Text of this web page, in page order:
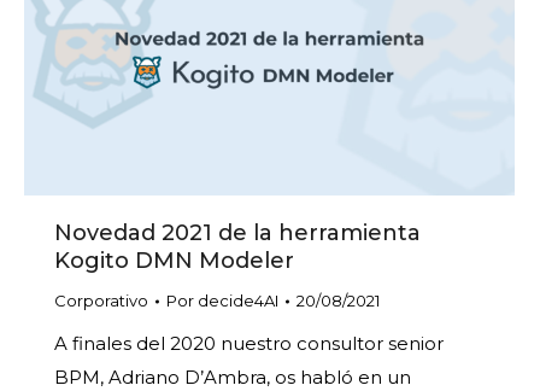
Novedad 2021 de la herramienta
Kogito DMN Modeler
Corporativo Por decide4AI 20/08/2021
A finales del 2020 nuestro consultor senior
BPM, Adriano D’Ambra, os habló en un